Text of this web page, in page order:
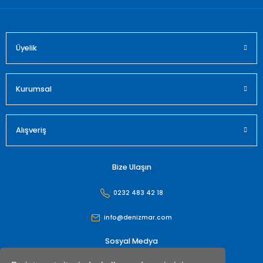
Üyelik
Kurumsal
Alışveriş
Bize Ulaşın
0232 483 42 18
info@denizmar.com
Sosyal Medya